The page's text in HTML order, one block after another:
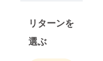
リターンを
選ぶ